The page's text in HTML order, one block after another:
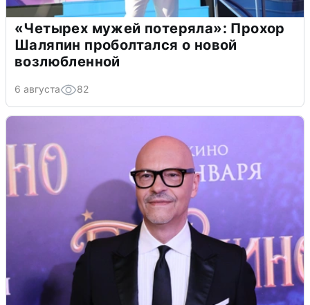
«Четырех мужей потеряла»: Прохор
Шаляпин проболтался о новой
возлюбленной
6 августа 82